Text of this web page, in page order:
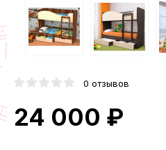
0 отзывов
24 000 ₽